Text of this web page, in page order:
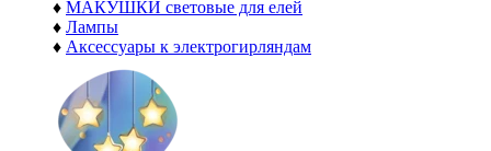
♦ МАКУШКИ световые для елей
♦ Лампы
♦ Аксессуары к электрогирляндам